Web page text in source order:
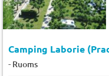
Camping Laborie
- Ruoms